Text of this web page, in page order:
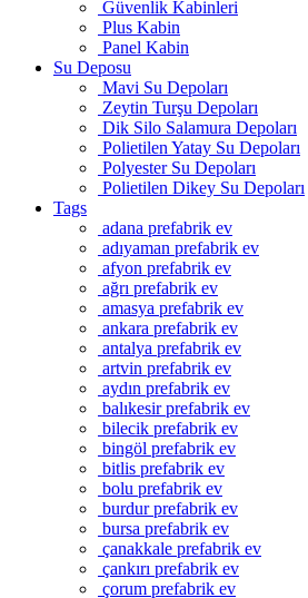
Güvenlik Kabinleri
Plus Kabin
Panel Kabin
Su Deposu
Mavi Su Depoları
Zeytin Turşu Depoları
Dik Silo Salamura Depoları
Polietilen Yatay Su Depoları
Polyester Su Depoları
Polietilen Dikey Su Depoları
Tags
adana prefabrik ev
adıyaman prefabrik ev
afyon prefabrik ev
ağrı prefabrik ev
amasya prefabrik ev
ankara prefabrik ev
antalya prefabrik ev
artvin prefabrik ev
aydın prefabrik ev
balıkesir prefabrik ev
bilecik prefabrik ev
bingöl prefabrik ev
bitlis prefabrik ev
bolu prefabrik ev
burdur prefabrik ev
bursa prefabrik ev
çanakkale prefabrik ev
çankırı prefabrik ev
çorum prefabrik ev